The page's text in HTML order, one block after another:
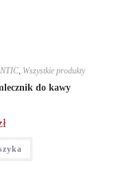
, Wszystkie produkty
do kawy